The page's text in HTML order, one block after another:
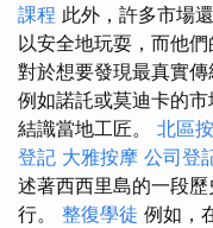
課程 此外，許多市場
以安全地玩耍，而他們
對於想要發現最真實
例如諾託或莫迪卡的
結識當地工匠。 北區
登記 大雅按摩 公司登
述著西西里島的一段
行。 整復學徒 例如，